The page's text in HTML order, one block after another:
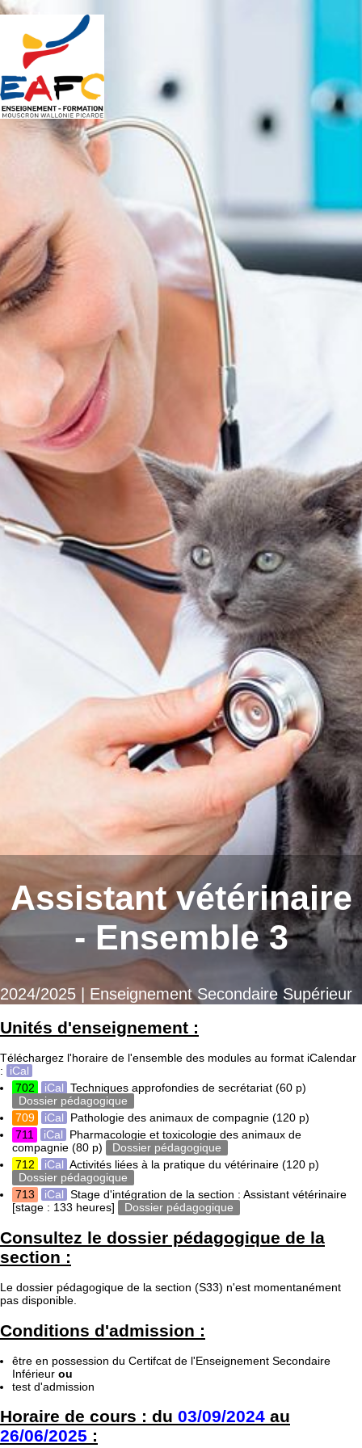
Assistant vétérinaire
- Ensemble 3
2024/2025 | Enseignement Secondaire Supérieur
Unités d'enseignement :
Téléchargez l'horaire de l'ensemble des modules au format iCalendar
:
iCal
702
iCal Techniques approfondies de secrétariat(60 p)
Dossier pédagogique
709
iCal Pathologie des animaux de compagnie(120 p)
711
iCal
Pharmacologie et toxicologie des animaux de
compagnie (80 p)
Dossier pédagogique
712
iCal Activités liées à la pratique du vétérinaire(120 p)
Dossier pédagogique
713
iCal Stage d'intégration de la section : Assistant vétérinaire
[stage : 133 heures]
Dossier pédagogique
Consultez le dossier pédagogique de la
section :
Le dossier pédagogique de la section (S33) n'est momentanément
pas disponible.
Conditions d'admission :
être en possession du Certifcat de l'Enseignement Secondaire
Inférieur ou
test d'admission
Horaire de cours : du 03/09/2024 au
26/06/2025 :